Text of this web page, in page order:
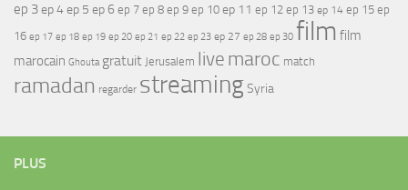
ep 3ep 4ep 5 ep 6 ep 7 ep 8 ep 9 ep 10 ep 11 ep 12 ep 13 ep 14 ep 15 ep
16 ep 17 ep 18 ep 19 ep 20 ep 21 ep 22 ep 23 ep 27 ep 28 ep 30 film film
marocain Ghouta gratuit Jerusalem live maroc match
ramadan regarder streamingSyria
PLUS